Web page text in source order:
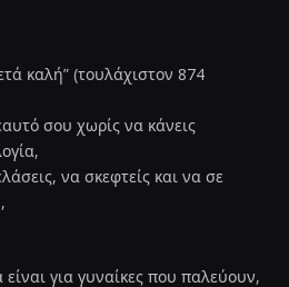
καλή” (τουλάχιστον 874
σου χωρίς να κάνεις
να σκεφτείς και να σε
για γυναίκες που παλεύουν,